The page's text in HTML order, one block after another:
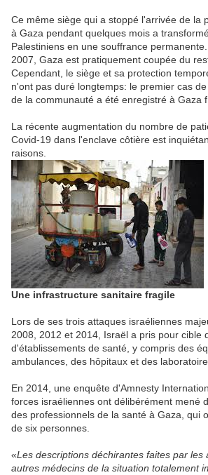
Ce même siège qui a stoppé l'arrivée de la
à Gaza pendant quelques mois a
Palestiniens en une souffrance
2007, Gaza est pratiquement coupée du
Cependant, le siège et sa protection
n'ont pas duré longtemps: le premier cas
de la communauté a été enregistré à Gaza
La récente augmentation du nombre de
Covid-19 dans l'enclave côtière est
raisons.
Une infrastructure sanitaire fragile
Lors de ses trois attaques israéliennes
2008, 2012 et 2014, Israël a pris pour cible
d'établissements de santé, y compris des
ambulances, des hôpitaux et des
En 2014, une enquête d'Amnesty
forces israéliennes ont délibérément mené
des professionnels de la santé à Gaza , qui
de six personnes.
«Les descriptions déchirantes faites par les
autres médecins de la situation totalement